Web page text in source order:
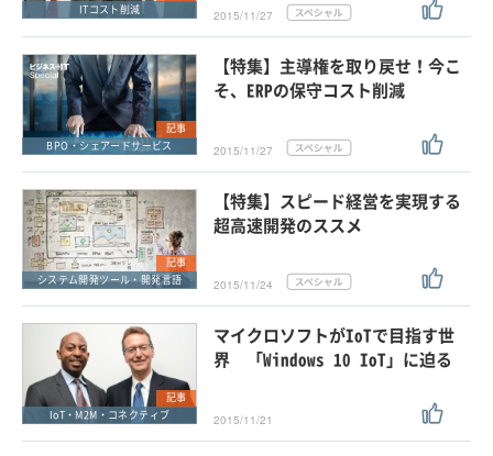
ITコスト削減
2015/11/27
記事
BPO・シェアードサービス
【特集】主導権を取り戻せ！今こ
そ、ERPの保守コスト削減
2015/11/27
記事
システム開発ツール・開発言語
【特集】スピード経営を実現する
超高速開発のススメ
2015/11/24
記事
IoT・M2M・コネクティブ
マイクロソフトがIoTで目指す世
界 「Windows 10 IoT」に迫る
2015/11/21